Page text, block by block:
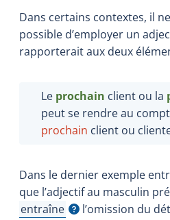
Dans certains contextes, il
possible d’employer un
rapporterait aux deux
Le prochain client ou la
peut se rendre au
prochain client ou
Dans le dernier exemple
que l’adjectif au masculin
entraîne
Afficher l'infobulle
l’omission du